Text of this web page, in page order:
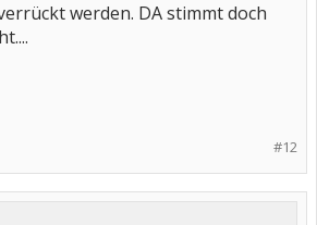
werden. DA stimmt doch
#12